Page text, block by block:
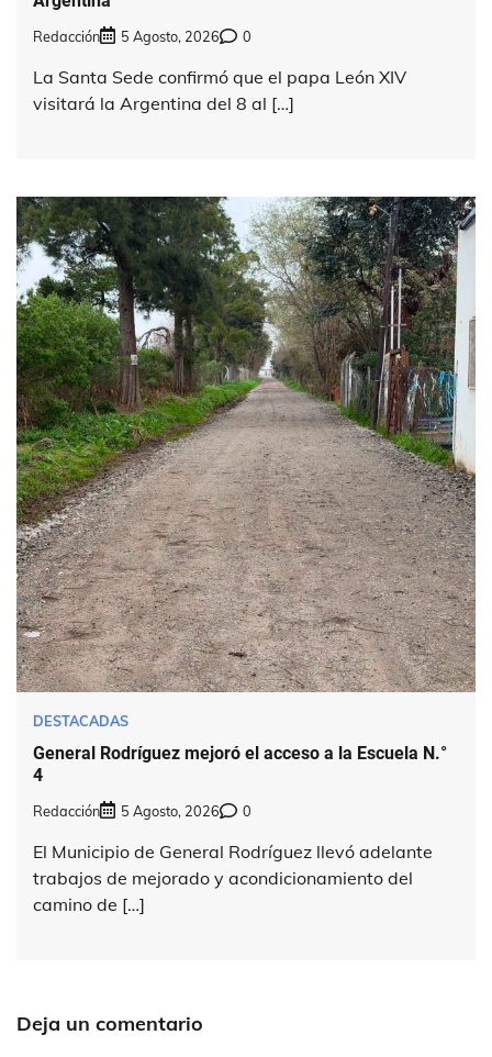
Redacción 5 Agosto, 2026 0
La Santa Sede confirmó que el papa León XIV
visitará la Argentina del 8 al […]
DESTACADAS
General Rodríguez mejoró el acceso a la Escuela N.°
4
Redacción 5 Agosto, 2026 0
El Municipio de General Rodríguez llevó adelante
trabajos de mejorado y acondicionamiento del
camino de […]
Deja un comentario